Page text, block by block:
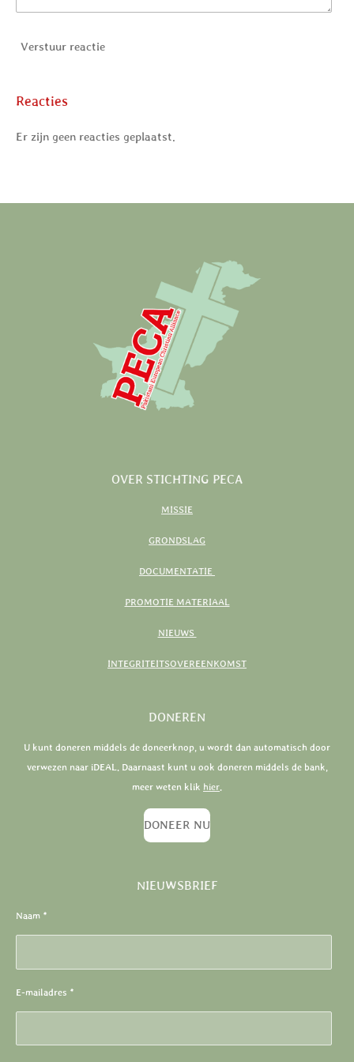
Verstuur reactie
Reacties
Er zijn geen reacties geplaatst.
OVER STICHTING PECA
MISSIE
GRONDSLAG
DOCUMENTATIE
PROMOTIE MATERIAAL
NIEUWS
INTEGRITEITSOVEREENKOMST
DONEREN
U kunt doneren middels de doneerknop, u wordt dan automatisch door
verwezen naar iDEAL. Daarnaast kunt u ook doneren middels de bank,
meer weten klik hier
DONEER NU
NIEUWSBRIEF
Naam *
E-mailadres *